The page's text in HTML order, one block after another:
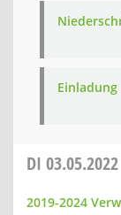
Einladung
DI 03.05.2022
2019-2024